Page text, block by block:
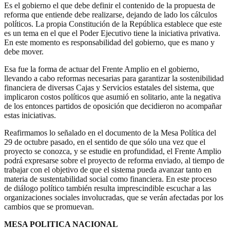
Es el gobierno el que debe definir el contenido de la propuesta de
reforma que entiende debe realizarse, dejando de lado los cálculos
políticos. La propia Constitución de la República establece que este
es un tema en el que el Poder Ejecutivo tiene la iniciativa privativa.
En este momento es responsabilidad del gobierno, que es mano y
debe mover.
Esa fue la forma de actuar del Frente Amplio en el gobierno,
llevando a cabo reformas necesarias para garantizar la sostenibilidad
financiera de diversas Cajas y Servicios estatales del sistema, que
implicaron costos políticos que asumió en solitario, ante la negativa
de los entonces partidos de oposición que decidieron no acompañar
estas iniciativas.
Reafirmamos lo señalado en el documento de la Mesa Política del
29 de octubre pasado, en el sentido de que sólo una vez que el
proyecto se conozca, y se estudie en profundidad, el Frente Amplio
podrá expresarse sobre el proyecto de reforma enviado, al tiempo de
trabajar con el objetivo de que el sistema pueda avanzar tanto en
materia de sustentabilidad social como financiera. En este proceso
de diálogo político también resulta imprescindible escuchar a las
organizaciones sociales involucradas, que se verán afectadas por los
cambios que se promuevan.
MESA POLITICA NACIONAL